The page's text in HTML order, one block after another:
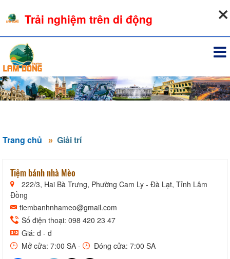
Trang chủ Giải trí
Tiệm bánh nhà Mèo
222/3, Hai Bà Trưng, Phường Cam Ly - Đà Lạt, Tỉnh Lâm
Đồng
tiembanhnhameo@gmail.com
Số điện thoại: 098 420 23 47
Giá: đ - đ
Mở cửa: 7:00 SA -
Đóng cửa: 7:00 SA
Trải nghiệm trên di động